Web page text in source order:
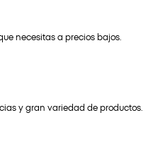
necesitas a precios bajos.
y gran variedad de productos.